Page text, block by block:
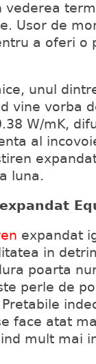
vederea
Usor de
a oferi o
unul
vine vorba
W/mK,
al
luna.
expandat
in
poarta
perle de
face atat
mult mai